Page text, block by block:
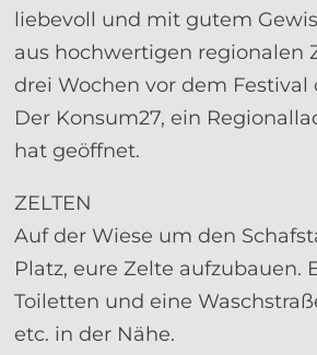
liebevoll und mit gutem
aus hochwertigen regionalen
drei Wochen vor dem Festival
Der Konsum27, ein
hat geöffnet.
ZELTEN
Auf der Wiese um den
Platz, eure Zelte aufzubauen.
Toiletten und eine
etc. in der Nähe.